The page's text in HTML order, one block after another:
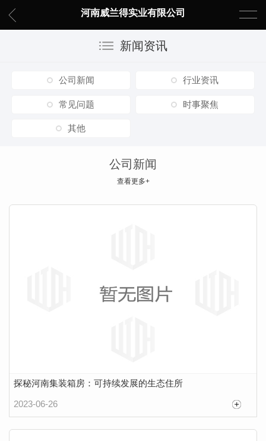
河南威兰得实业有限公司
新闻资讯
公司新闻 行业资讯
常见问题 时事聚焦
其他
公司新闻
查看更多+
探秘河南集装箱房：可持续发展的生态住所
2023-06-26